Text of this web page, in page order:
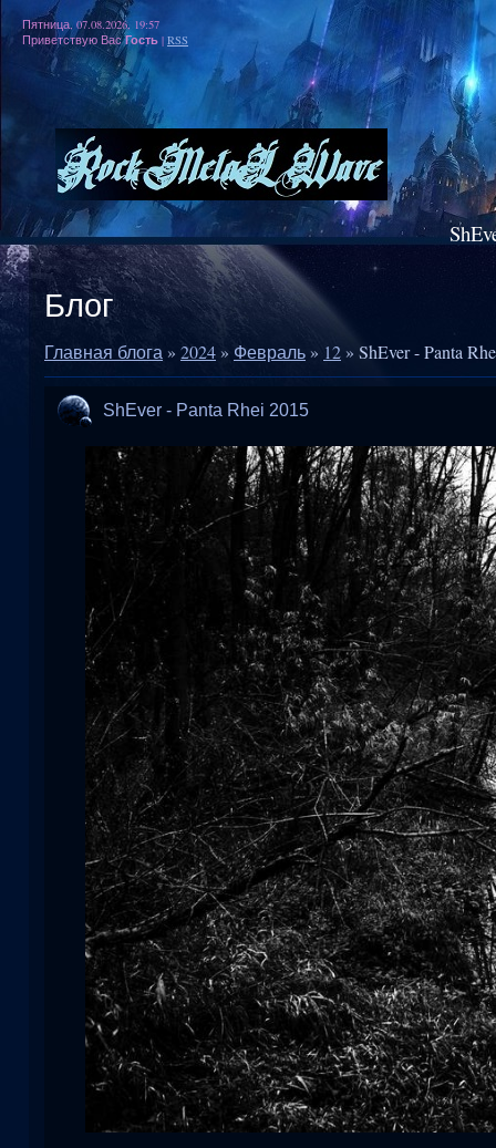
Пятница, 07.08.2026, 19:57
Приветствую Вас Гость | RSS
Блог
Главная блога » 2024» Февраль» 12» ShEver - Panta
ShEver - Panta Rhei 2015